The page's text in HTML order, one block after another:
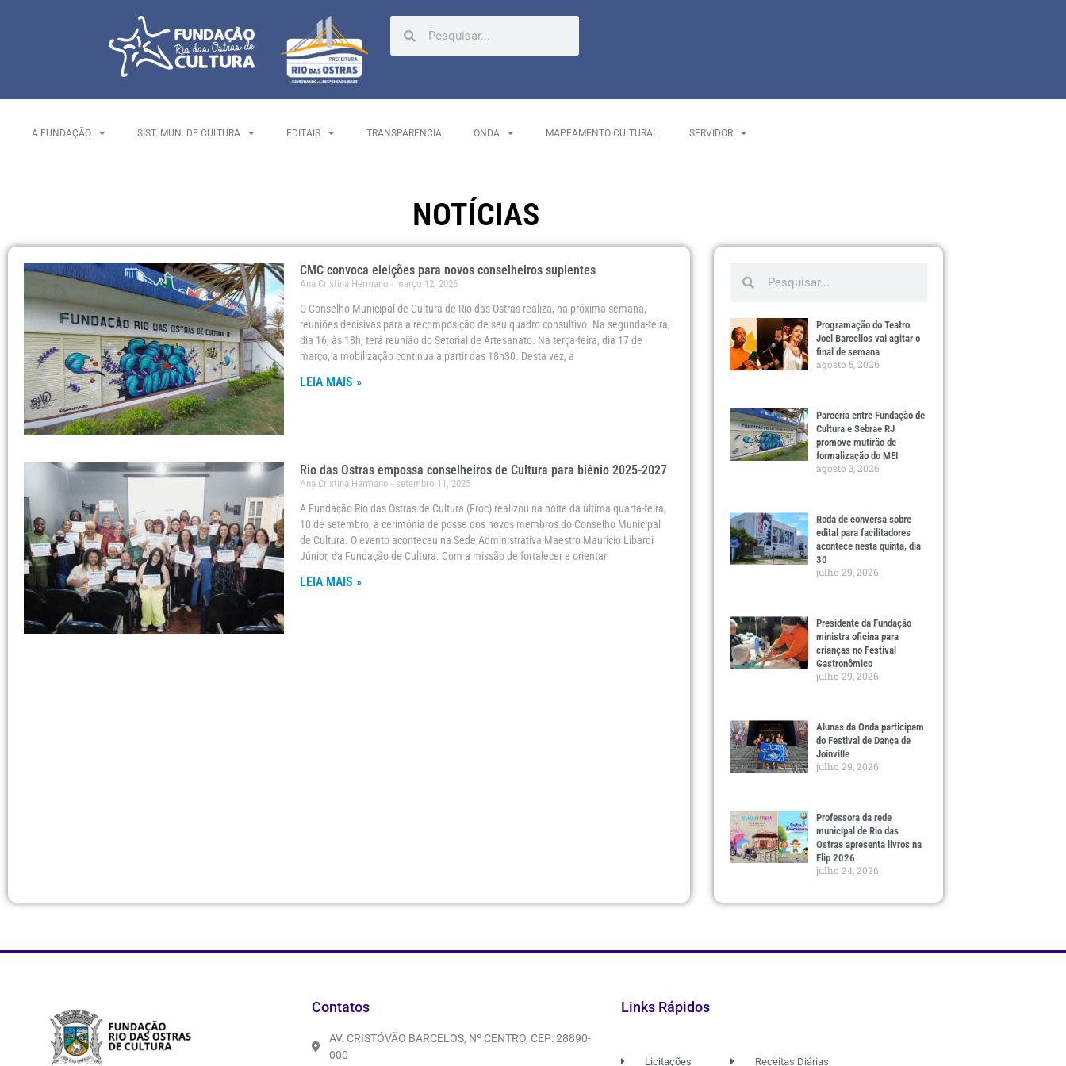
A FUNDAÇÃO SIST. MUN. DE CULTURA EDITAIS TRANSPARENCIA ONDA MAPEAMENTO CULTURAL SERVIDOR
NOTÍCIAS
CMC convoca eleições para novos conselheiros suplentes
Ana Cristina Hermano março 12, 2026
O Conselho Municipal de Cultura de Rio das Ostras realiza, na próxima semana,
reuniões decisivas para a recomposição de seu quadro consultivo. Na segunda-feira,
dia 16, às 18h, terá reunião do Setorial de Artesanato. Na terça-feira, dia 17 de
março, a mobilização continua a partir das 18h30. Desta vez, a
LEIA MAIS »
Rio das Ostras empossa conselheiros de Cultura para biênio 2025-2027
Ana Cristina Hermano setembro 11, 2025
A Fundação Rio das Ostras de Cultura (Froc) realizou na noite da última quarta-feira,
10 de setembro, a cerimônia de posse dos novos membros do Conselho Municipal
de Cultura. O evento aconteceu na Sede Administrativa Maestro Maurício Libardi
Júnior, da Fundação de Cultura. Com a missão de fortalecer e orientar
LEIA MAIS »
Programação do Teatro
Joel Barcellos vai agitar o
final de semana
agosto 5, 2026
Parceria entre Fundação de
Cultura e Sebrae RJ
promove mutirão de
formalização do MEI
agosto 3, 2026
Roda de conversa sobre
edital para facilitadores
acontece nesta quinta, dia
30
julho 29, 2026
Presidente da Fundação
ministra oficina para
crianças no Festival
Gastronômico
julho 29, 2026
Alunas da Onda participam
do Festival de Dança de
Joinville
julho 29, 2026
Professora da rede
municipal de Rio das
Ostras apresenta livros na
Flip 2026
julho 24, 2026
Contatos
AV. CRISTÓVÃO BARCELOS, Nº CENTRO, CEP: 28890-
000
Links Rápidos
Licitações Receitas Diárias